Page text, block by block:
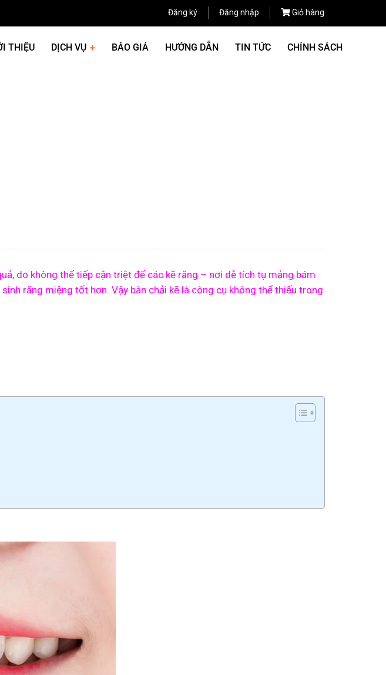
Đăng ký Đăng nhập Giỏ hàng
THIỆU DỊCH VỤ BÁO GIÁ HƯỚNG DẪN TIN TỨC CHÍNH SÁCH
do không thể tiếp cận triệt để các kẽ răng – nơi dễ tích tụ mảng bám
răng miệng tốt hơn. Vậy bàn chải kẽ là công cụ không thể thiếu trong